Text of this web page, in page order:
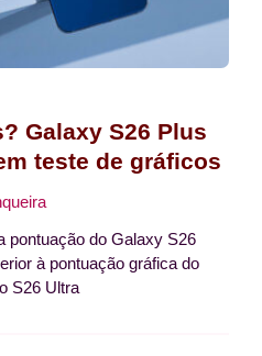
Galaxy S26 Plus
teste de gráficos
pontuação do Galaxy S26
à pontuação gráfica do
S26 Ultra